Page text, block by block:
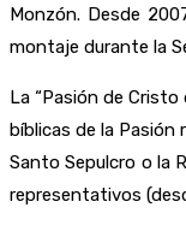
Monzón. Desde
montaje durante la
La “Pasión de
bíblicas de la Pasión
Santo Sepulcro o la
representativos